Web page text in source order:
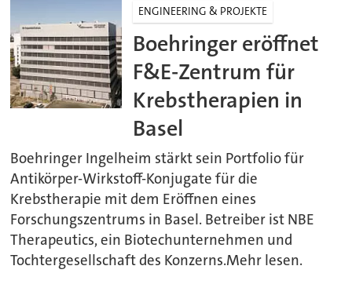
ENGINEERING & PROJEKTE
Boehringer eröffnet
F&E-Zentrum für
Krebstherapien in
Basel
Boehringer Ingelheim stärkt sein Portfolio für
Antikörper-Wirkstoff-Konjugate für die
Krebstherapie mit dem Eröffnen eines
Forschungszentrums in Basel. Betreiber ist NBE
Therapeutics, ein Biotechunternehmen und
Tochtergesellschaft des Konzerns.Mehr lesen.